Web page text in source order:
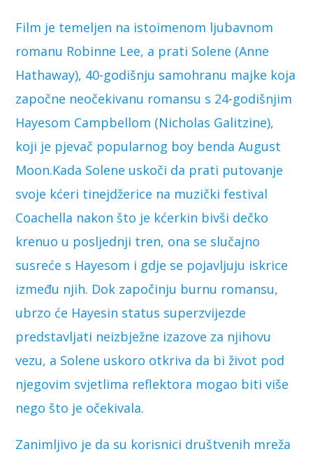
Film je temeljen na istoimenom ljubavnom
romanu Robinne Lee, a prati Solene (Anne
Hathaway), 40-godišnju samohranu majke koja
započne neočekivanu romansu s 24-godišnjim
Hayesom Campbellom (Nicholas Galitzine),
koji je pjevač popularnog boy benda August
Moon.Kada Solene uskoči da prati putovanje
svoje kćeri tinejdžerice na muzički festival
Coachella nakon što je kćerkin bivši dečko
krenuo u posljednji tren, ona se slučajno
susreće s Hayesom i gdje se pojavljuju iskrice
između njih. Dok započinju burnu romansu,
ubrzo će Hayesin status superzvijezde
predstavljati neizbježne izazove za njihovu
vezu, a Solene uskoro otkriva da bi život pod
njegovim svjetlima reflektora mogao biti više
nego što je očekivala.
Zanimljivo je da su korisnici društvenih mreža